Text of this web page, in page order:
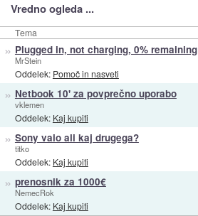
Vredno ogleda ...
Tema
» Plugged in, not charging, 0% remaining
MrStein
Oddelek: Pomoč in nasveti
» Netbook 10' za povprečno uporabo
vklemen
Oddelek: Kaj kupiti
» Sony vaio ali kaj drugega?
titko
Oddelek: Kaj kupiti
» prenosnik za 1000€
NemecRok
Oddelek: Kaj kupiti